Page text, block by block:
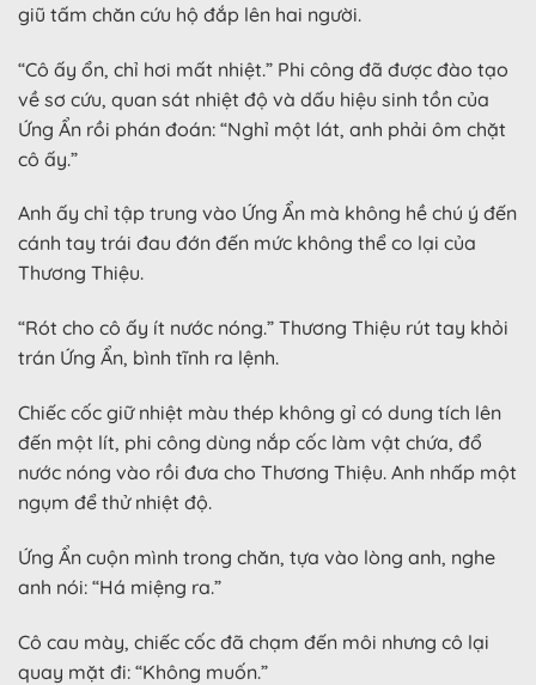
giũ tấm chăn cứu hộ đắp lên hai người.
“Cô ấy ổn, chỉ hơi mất nhiệt.” Phi công đã được đào tạo
về sơ cứu, quan sát nhiệt độ và dấu hiệu sinh tồn của
Ứng Ẩn rồi phán đoán: “Nghỉ một lát, anh phải ôm chặt
cô ấy.”
Anh ấy chỉ tập trung vào Ứng Ẩn mà không hề chú ý đến
cánh tay trái đau đớn đến mức không thể co lại của
Thương Thiệu.
“Rót cho cô ấy ít nước nóng.” Thương Thiệu rút tay khỏi
trán Ứng Ẩn, bình tĩnh ra lệnh.
Chiếc cốc giữ nhiệt màu thép không gỉ có dung tích lên
đến một lít, phi công dùng nắp cốc làm vật chứa, đổ
nước nóng vào rồi đưa cho Thương Thiệu. Anh nhấp một
ngụm để thử nhiệt độ.
Ứng Ẩn cuộn mình trong chăn, tựa vào lòng anh, nghe
anh nói: “Há miệng ra.”
Cô cau mày, chiếc cốc đã chạm đến môi nhưng cô lại
quay mặt đi: “Không muốn.”